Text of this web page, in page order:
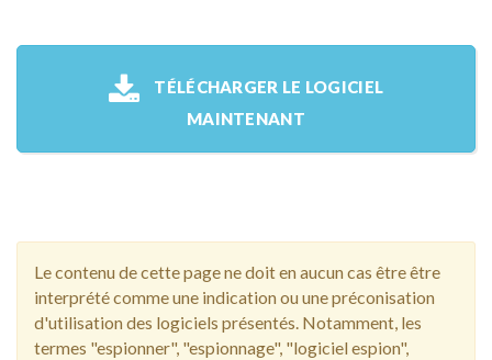
TÉLÉCHARGER LE LOGICIEL
MAINTENANT
Le contenu de cette page ne doit en aucun cas être être
interprété comme une indication ou une préconisation
d'utilisation des logiciels présentés. Notamment, les
termes "espionner", "espionnage", "logiciel espion",